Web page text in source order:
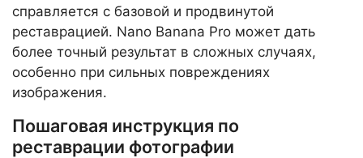
справляется с базовой и продвинутой
реставрацией. Nano Banana Pro может дать
более точный результат в сложных случаях,
особенно при сильных повреждениях
изображения.
Пошаговая инструкция по
реставрации фотографии